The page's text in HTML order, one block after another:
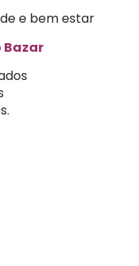
e bem estar
Bazar